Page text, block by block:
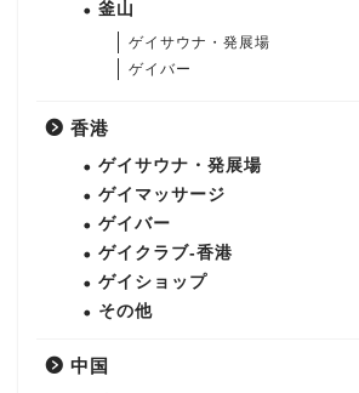
釜山
ゲイサウナ・発展場
ゲイバー
香港
ゲイサウナ・発展場
ゲイマッサージ
ゲイバー
ゲイクラブ-香港
ゲイショップ
その他
中国